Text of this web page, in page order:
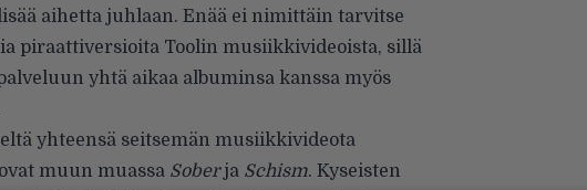
aihetta juhlaan. Enää ei nimittäin tarvitse
piraattiversioita Toolin musiikkivideoista, sillä
yhtä aikaa albuminsa kanssa myös
yhteensä seitsemän musiikkivideota
muun muassa Soberja Schism. Kyseisten